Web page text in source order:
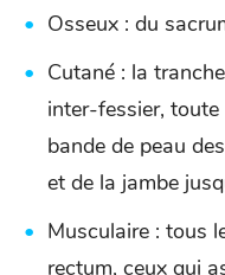
Osseux : du
Cutané : la
inter-fessier,
bande de peau
et de la jambe
Musculaire : tous
rectum, ceux qui